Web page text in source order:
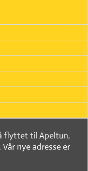
flyttet til Apeltun,
nye adresse er